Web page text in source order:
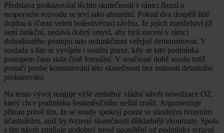
Představa prokazování těchto skutečností v rámci řízení o
nesporném rozvodu se jeví jako absurdní. Pokud dva dospělí lidé
dojdou k (často velmi bolestivému) závěru, že jejich manželství již
není funkční, nedává dobrý smysl, aby byli nuceni v rámci
dohodnutého postupu tuto nefunkčnost veřejně demonstrovat. V
souladu s tím se vyvíjela i soudní praxe, kdy se tato podmínka
postupem času stala čistě formální. V současné době soudu totiž
postačí pouhé konstatování této skutečnosti bez nutnosti detailního
prokazování.
Na tento vývoj reaguje výše zmíněný vládní návrh novelizace OZ,
který chce podmínku šestiměsíčního nežití zrušit. Argumentuje
přitom právě tím, že se soudy spokojí pouze se shodným tvrzením
účastníkům, aniž by tvrzené skutečnosti důkladněji zkoumaly. Spolu
s tím návrh zmiňuje podobný trend upouštění od podmínky tvrzení